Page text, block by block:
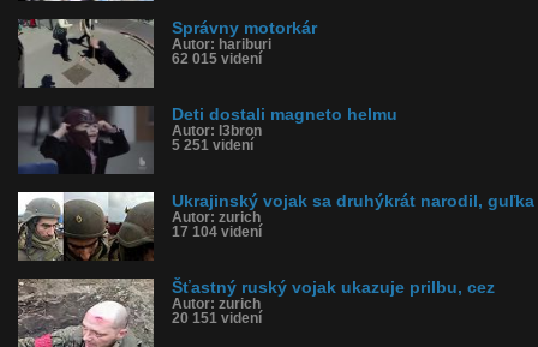
Správny motorkár
Autor: hariburi
62 015 videní
Deti dostali magneto helmu
Autor: l3bron
5 251 videní
Ukrajinský vojak sa druhýkrát narodil, guľka
Autor: zurich
17 104 videní
Šťastný ruský vojak ukazuje prilbu, cez
Autor: zurich
20 151 videní